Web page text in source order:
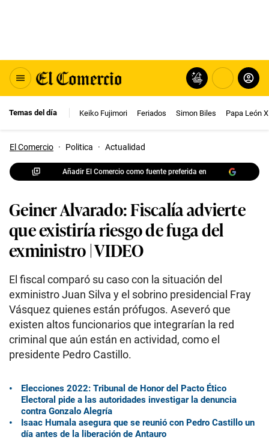
Temas del día Keiko Fujimori Feriados Simon Biles Papa León
El Comercio · Politica · Actualidad
Añadir El Comercio como fuente preferida en
Geiner Alvarado: Fiscalía advierte
que existiría riesgo de fuga del
exministro | VIDEO
El fiscal comparó su caso con la situación del
exministro Juan Silva y el sobrino presidencial Fray
Vásquez quienes están prófugos. Aseveró que
existen altos funcionarios que integrarían la red
criminal que aún están en actividad, como el
presidente Pedro Castillo.
Elecciones 2022: Tribunal de Honor del Pacto Ético
Electoral pide a las autoridades investigar la denuncia
contra Gonzalo Alegría
Isaac Humala asegura que se reunió con Pedro Castillo un
día antes de la liberación de Antauro